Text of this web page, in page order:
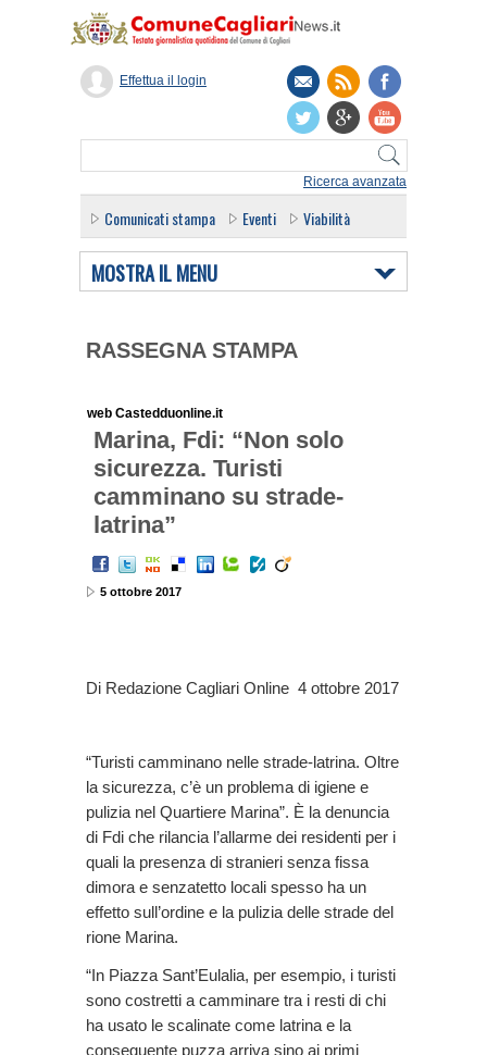
Ricerca avanzata
Effettua il login
Comunicati stampa Eventi Viabilità
MOSTRA IL MENU
RASSEGNA STAMPA
web Castedduonline.it
Marina, Fdi: “Non solo
sicurezza. Turisti
camminano su strade-
latrina”
5 ottobre 2017
Di Redazione Cagliari Online 4 ottobre 2017
“Turisti camminano nelle strade-latrina. Oltre
la sicurezza, c’è un problema di igiene e
pulizia nel Quartiere Marina”. È la denuncia
di Fdi che rilancia l’allarme dei residenti per i
quali la presenza di stranieri senza fissa
dimora e senzatetto locali spesso ha un
effetto sull’ordine e la pulizia delle strade del
rione Marina.
“In Piazza Sant’Eulalia, per esempio, i turisti
sono costretti a camminare tra i resti di chi
ha usato le scalinate come latrina e la
conseguente puzza arriva sino ai primi